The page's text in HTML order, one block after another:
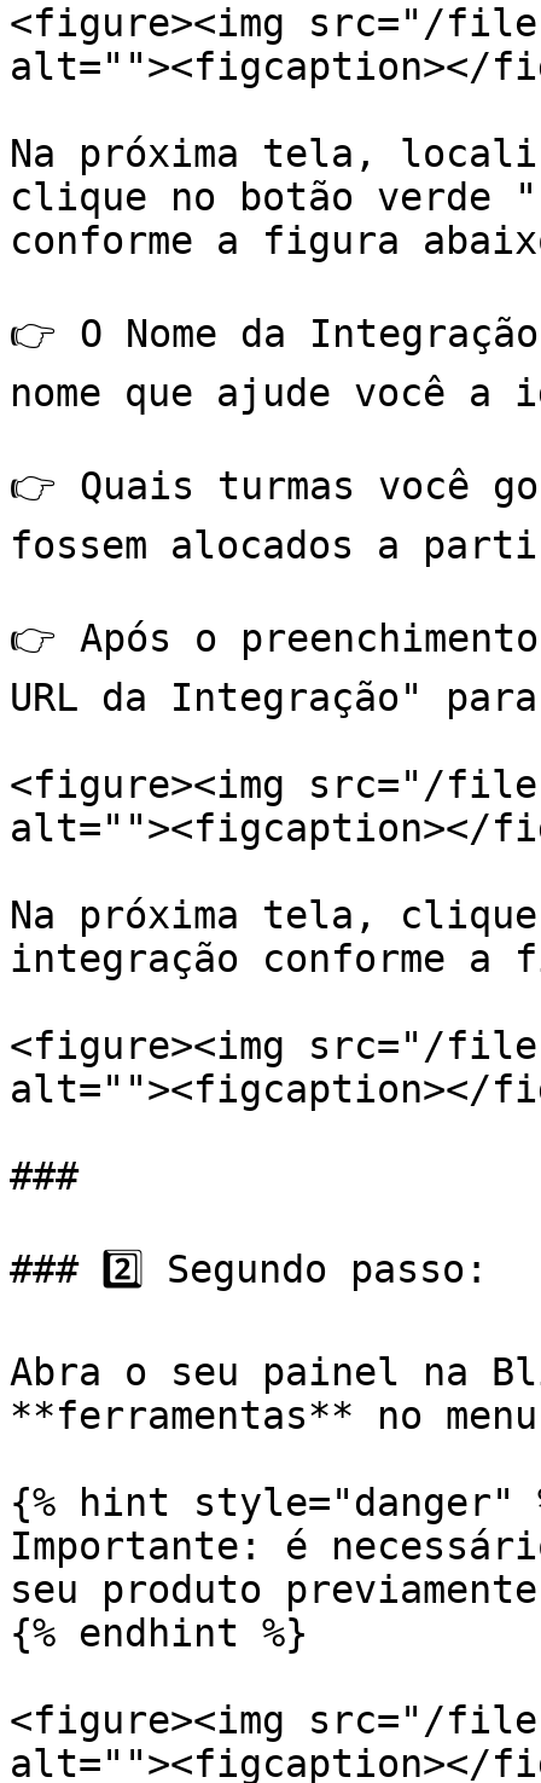
<figure><img src="/
alt=""><figcaption></
Na próxima tela,
clique no botão verde
conforme a figura
👉 O Nome da
nome que ajude você
👉 Quais turmas você
fossem alocados a
👉 Após o
URL da Integração"
<figure><img src="/
alt=""><figcaption></
Na próxima tela,
integração conforme a
<figure><img src="/files/
alt=""><figcaption></
###
### 2️⃣ Segundo passo:
Abra o seu painel na
**ferramentas** no
{% hint style="danger"
Importante: é
seu produto
{% endhint %}
<figure><img src="/files/
alt=""><figcaption></